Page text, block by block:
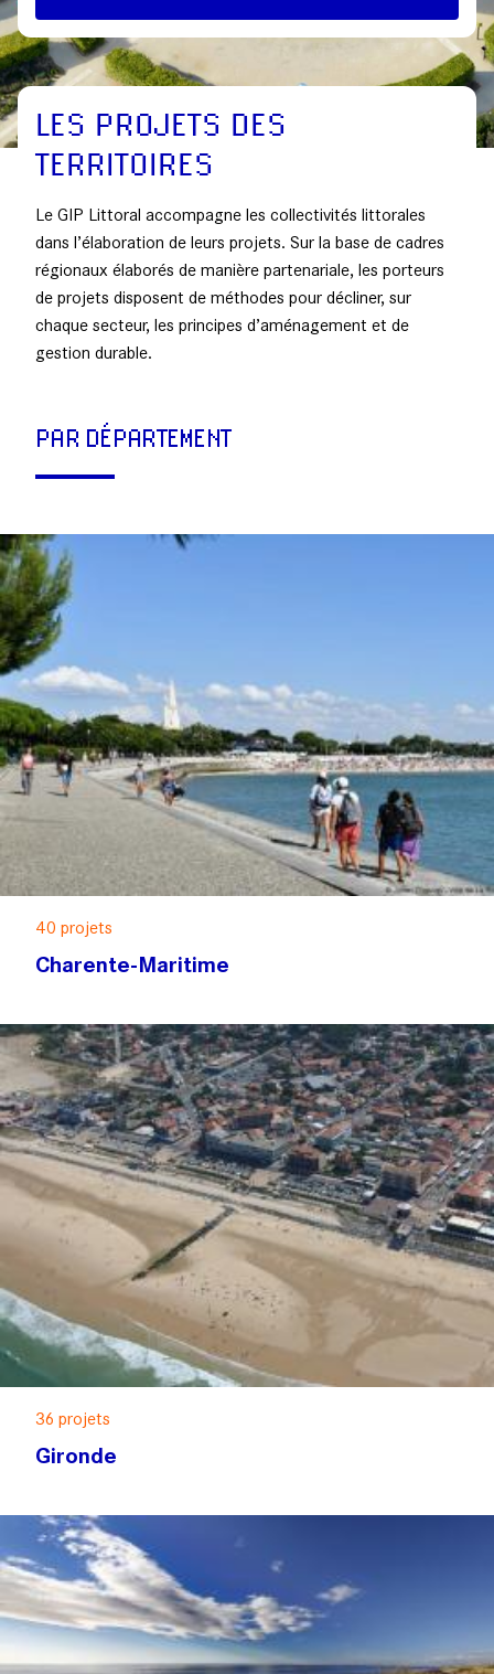
LES PROJETS DES
TERRITOIRES
Le GIP Littoral accompagne les collectivités littorales
dans l’élaboration de leurs projets. Sur la base de cadres
régionaux élaborés de manière partenariale, les porteurs
de projets disposent de méthodes pour décliner, sur
chaque secteur, les principes d’aménagement et de
gestion durable.
PAR DÉPARTEMENT
40 projets
Charente-Maritime
36 projets
Gironde